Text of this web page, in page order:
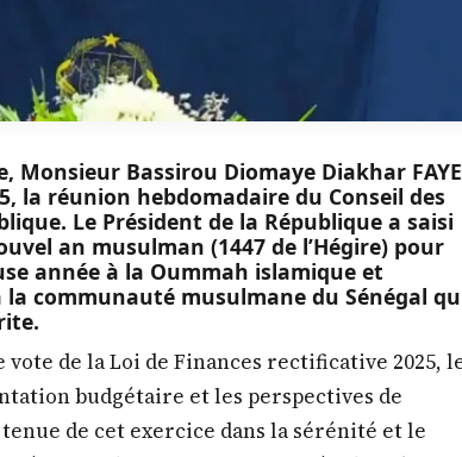
vote de la Loi de Finances rectificative 2025, le
budgétaire et les perspectives de
de cet exercice dans la sérénité et le
régissent le fonctionnement régulier des
égard, il a félicité le Gouvernement et
préparation et la qualité des débats qui ont
situation globale des finances publiques
sociales de l’Etat dans la mise en
Il a demandé au Premier
des finances publiques et de
productif, l’apurement progressif de la dette
secteur privé. Dans cette dynamique de